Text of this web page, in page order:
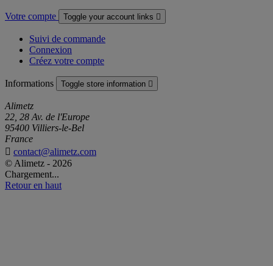
Votre compte Toggle your account links 
Suivi de commande
Connexion
Créez votre compte
Informations Toggle store information 
Alimetz
22, 28 Av. de l'Europe
95400 Villiers-le-Bel
France
 contact@alimetz.com
© Alimetz - 2026
Chargement...
Retour en haut